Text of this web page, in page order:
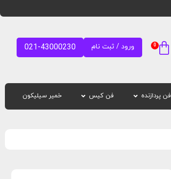
0 ورود / ثبت نام 021-43000230
فن پردازنده فن کیس خمیر سیلیکون